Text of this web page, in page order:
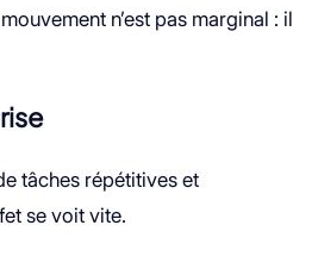
n’est pas marginal : il
tâches répétitives et
se voit vite.